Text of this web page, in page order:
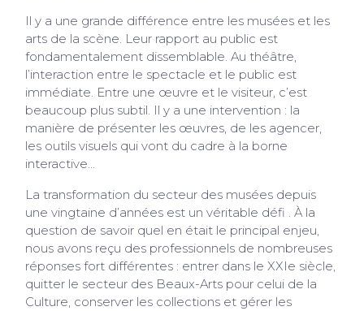
Il y a une grande différence entre les musées et les
arts de la scène. Leur rapport au public est
fondamentalement dissemblable. Au théâtre,
l’interaction entre le spectacle et le public est
immédiate. Entre une œuvre et le visiteur, c’est
beaucoup plus subtil. Il y a une intervention : la
manière de présenter les œuvres, de les agencer,
les outils visuels qui vont du cadre à la borne
interactive…
La transformation du secteur des musées depuis
une vingtaine d’années est un véritable défi . À la
question de savoir quel en était le principal enjeu,
nous avons reçu des professionnels de nombreuses
réponses fort différentes : entrer dans le XXIe siècle,
quitter le secteur des Beaux-Arts pour celui de la
Culture, conserver les collections et gérer les